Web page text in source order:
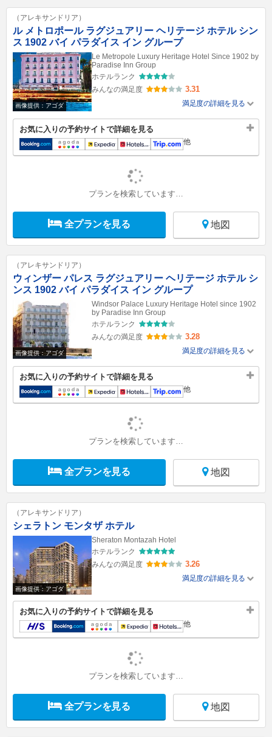
（アレキサンドリア）
ル メトロポール ラグジュアリー ヘリテージ ホテル シン
ス 1902 バイ パラダイス イン グループ
画像提供：アゴダ
Le Metropole Luxury Heritage Hotel Since 1902 by
Paradise Inn Group
ホテルランク
みんなの満足度
3.31
満足度の詳細を見る
お気に入りの予約サイトで詳細を見る
他
プランを検索しています…
全プランを見る 地図
（アレキサンドリア）
ウィンザー パレス ラグジュアリー ヘリテージ ホテル シ
ンス 1902 バイ パラダイス イン グループ
画像提供：アゴダ
Windsor Palace Luxury Heritage Hotel since 1902
by Paradise Inn Group
ホテルランク
みんなの満足度
3.28
満足度の詳細を見る
お気に入りの予約サイトで詳細を見る
他
プランを検索しています…
全プランを見る 地図
（アレキサンドリア）
シェラトン モンタザ ホテル
画像提供：アゴダ
Sheraton Montazah Hotel
ホテルランク
みんなの満足度
3.26
満足度の詳細を見る
お気に入りの予約サイトで詳細を見る
他
プランを検索しています…
全プランを見る 地図